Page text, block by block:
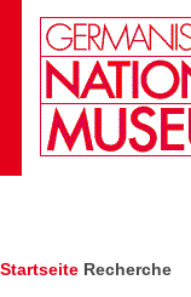
Direkt zum Inhalt
Pfadnavigation
Startseite Recherche